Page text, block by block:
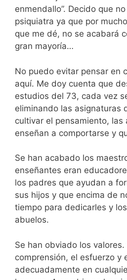
enmendallo”. Decido que
psiquiatra ya que por
que me dé, no se acabará
gran mayoría…
No puedo evitar pensar en
aquí. Me doy cuenta que
estudios del 73, cada vez
eliminando las asignaturas
cultivar el pensamiento, las
enseñan a comportarse y
Se han acabado los
enseñantes eran
los padres que ayudan a
sus hijos y que encima de
tiempo para dedicarles y
abuelos.
Se han obviado los
comprensión, el esfuerzo y
adecuadamente en